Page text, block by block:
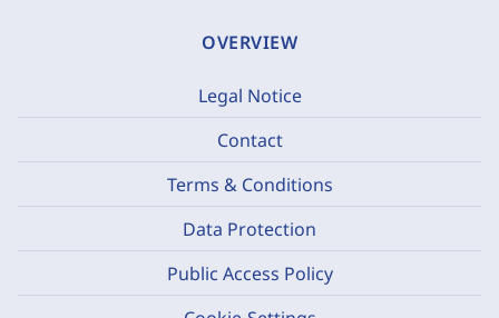
OVERVIEW
Legal Notice
Contact
Terms & Conditions
Data Protection
Public Access Policy